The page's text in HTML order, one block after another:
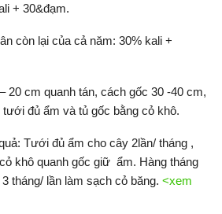
+ 30&đạm.
còn lại của cả năm: 30% kali +
20 cm quanh tán, cách gốc 30 -40 cm,
tưới đủ ẩm và tủ gốc bằng cỏ khô.
Tưới đủ ẩm cho cây 2lần/ tháng ,
khô quanh gốc giữ ẩm. Hàng tháng
tháng/ lần làm sạch cỏ băng. <xem